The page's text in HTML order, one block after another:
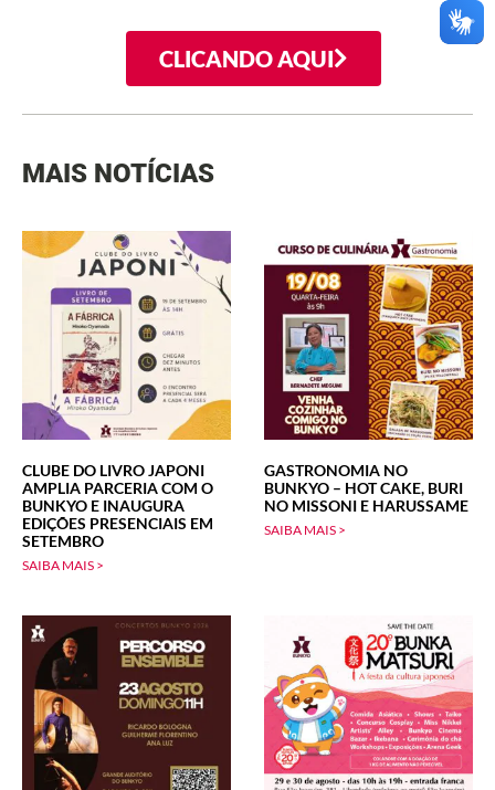
CLICANDO AQUI
MAIS NOTÍCIAS
CLUBE DO LIVRO JAPONI
AMPLIA PARCERIA COM O
BUNKYO E INAUGURA
EDIÇÕES PRESENCIAIS EM
SETEMBRO
SAIBA MAIS >
GASTRONOMIA NO
BUNKYO – HOT CAKE, BURI
NO MISSONI E HARUSSAME
SAIBA MAIS >